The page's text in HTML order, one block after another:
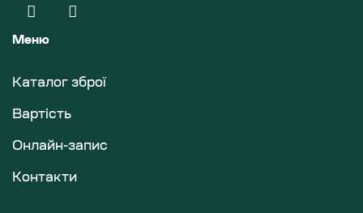
Меню
Каталог зброї
Вартість
Онлайн-запис
Контакти